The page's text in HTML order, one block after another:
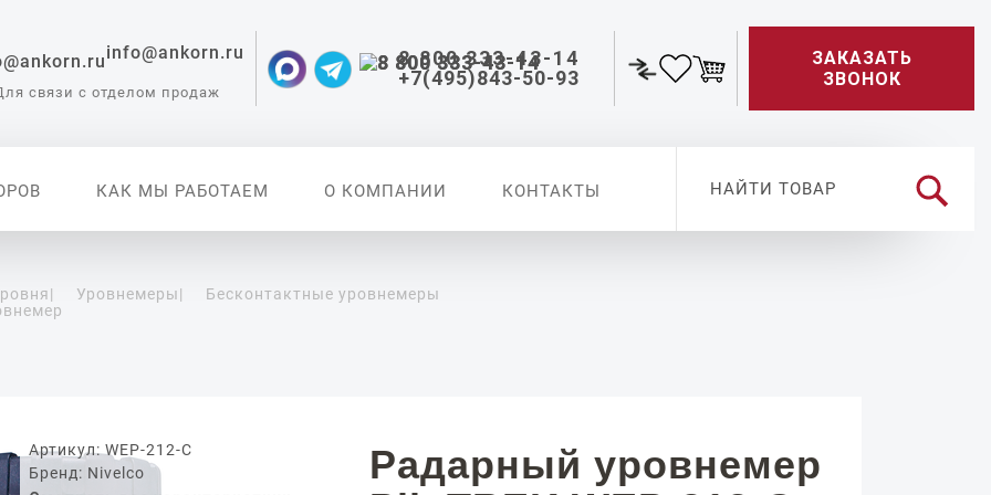
info@ankorn.ru
связи с отделом продаж
8 800 333-43-14
+7(495)843-50-93
ЗАКАЗАТЬ
ЗВОНОК
КАК МЫ РАБОТАЕМ О КОМПАНИИ КОНТАКТЫ
для
| Уровнемеры|
Бесконтактные уровнемеры
Артикул: WEP-212-C
Бренд: Nivelco
Радарный уровнемер